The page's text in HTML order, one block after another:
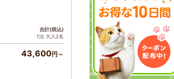
合計(税込)
1泊 大人2名
43,600円～